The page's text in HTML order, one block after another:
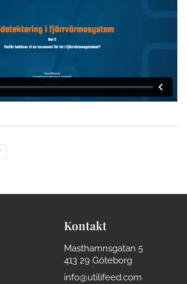
Kontakt
Masthamnsgatan 5
413 29 Göteborg
info@utilifeed.com